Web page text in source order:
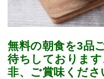
無料の朝食を3品
待ちしておりま
非、ご賞味くださ